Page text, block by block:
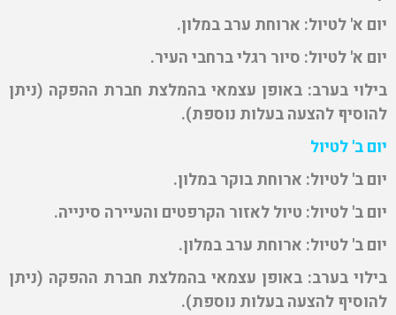
יום א' לטיול: ארוחת ערב במלון.
יום א' לטיול: סיור רגלי ברחבי העיר.
בילוי בערב: באופן עצמאי בהמלצת חברת ההפקה (ניתן
להוסיף להצעה בעלות נוספת).
יום ב' לטיול
יום ב' לטיול: ארוחת בוקר במלון.
יום ב' לטיול: טיול לאזור הקרפטים והעיירה סינייה.
יום ב' לטיול: ארוחת ערב במלון.
בילוי בערב: באופן עצמאי בהמלצת חברת ההפקה (ניתן
להוסיף להצעה בעלות נוספת).